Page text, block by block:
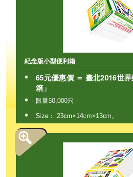
紀念版小型便利箱
●
65元優惠價 ＝ 臺北2016世
箱」
●
限量50,000只
●
Size： 23cm×14cm×13cm。